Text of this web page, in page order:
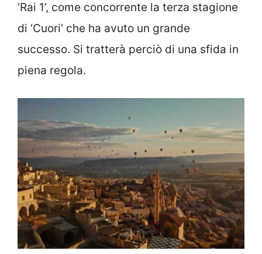
‘Rai 1’, come concorrente la terza stagione
di ‘Cuori’ che ha avuto un grande
successo. Si tratterà perciò di una sfida in
piena regola.